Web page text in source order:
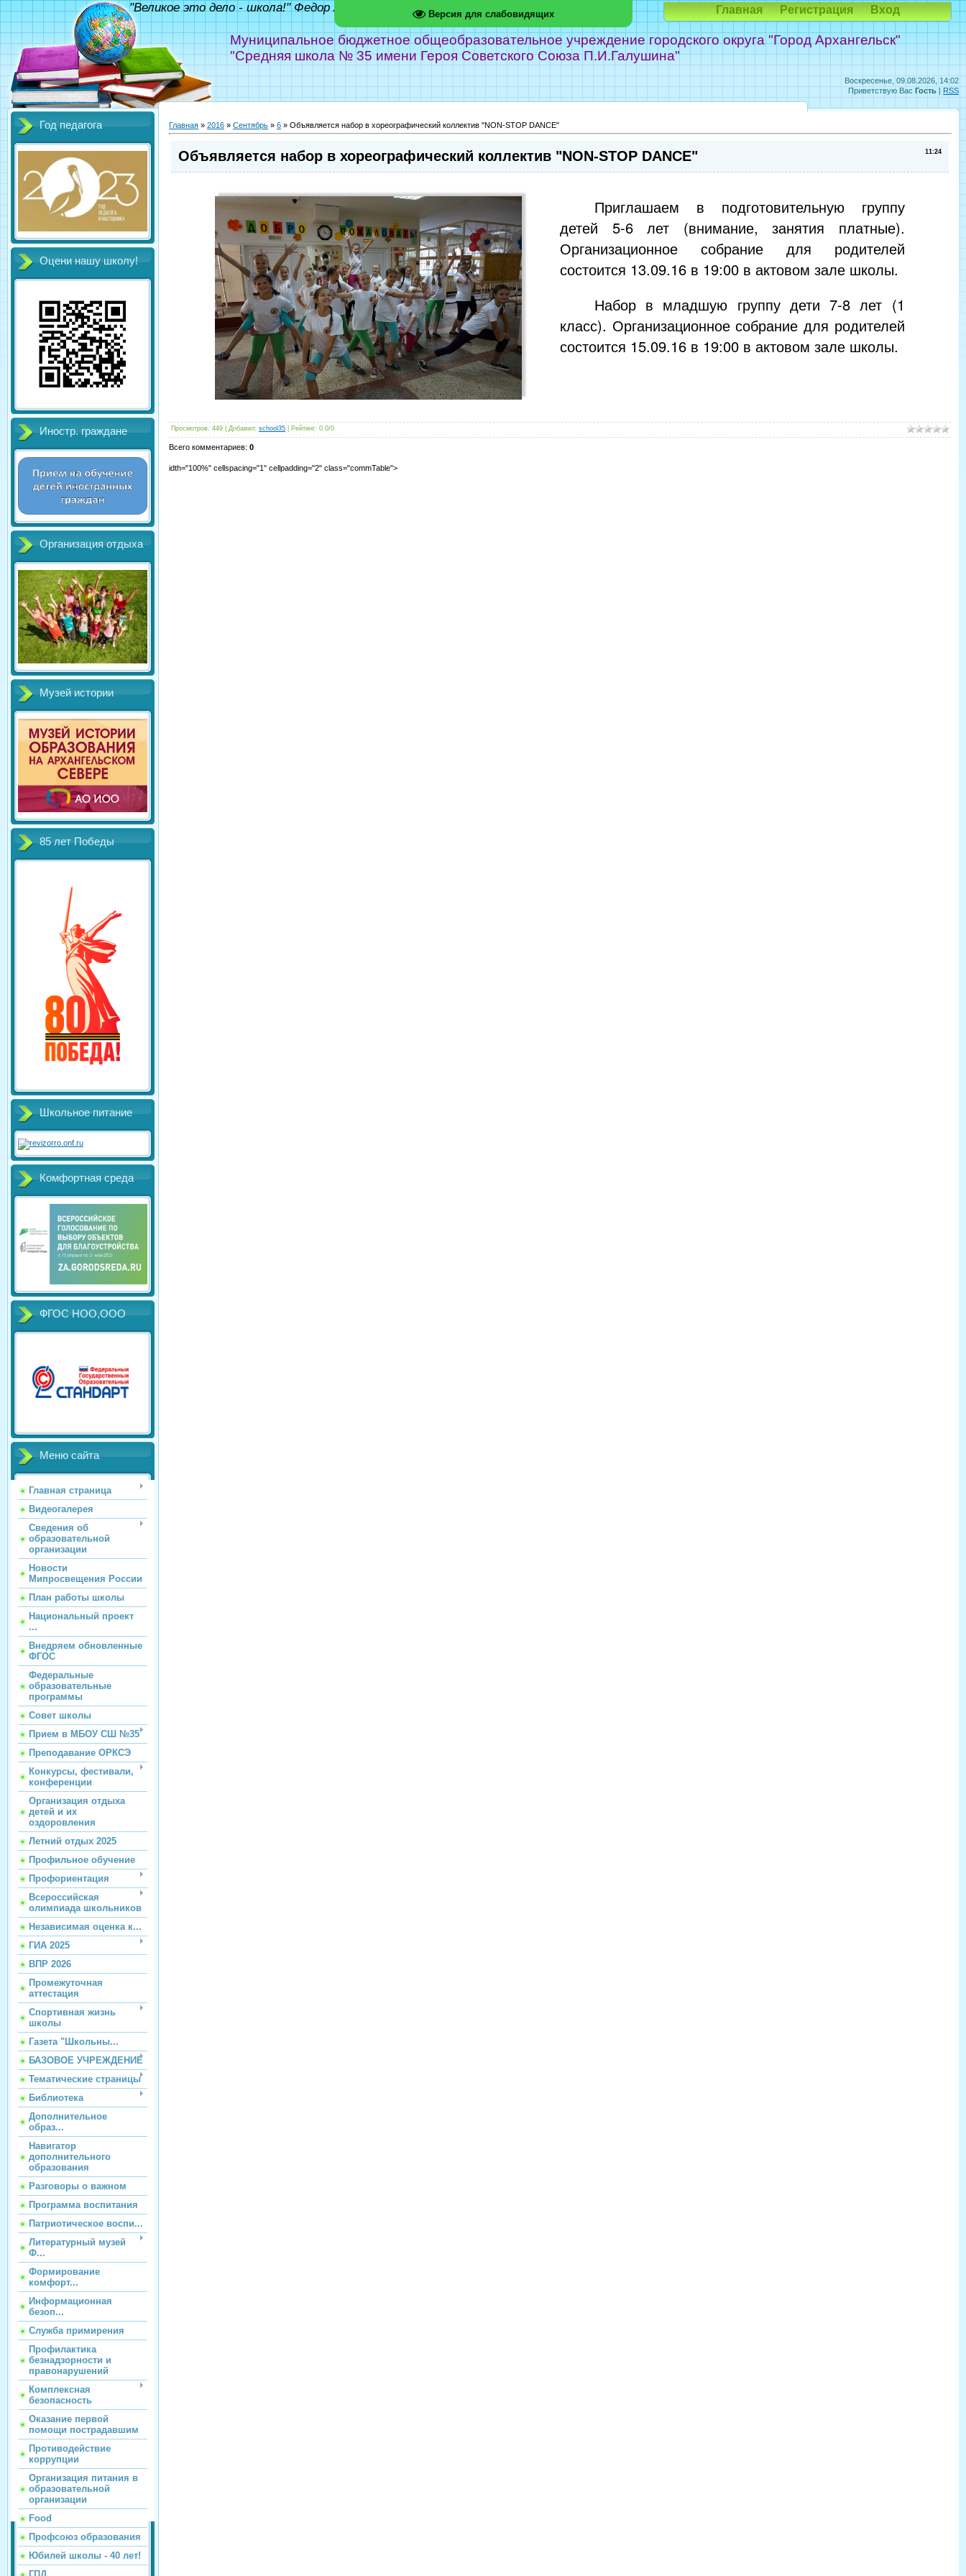
Версия для слабовидящих
Воскресенье, 09.08.2026, 14:02
Приветствую Вас Гость | RSS
Муниципальное бюджетное общеобразовательное учреждение городского округа "Город Архангельск"
"Средняя школа № 35 имени Героя Советского Союза П.И.Галушина"
"Великое это дело - школа!" Федор Абрамов Главная Регистрация Вход
Год педагога
Оцени нашу школу!
Иностр. граждане
Организация отдыха
Музей истории
85 лет Победы
Школьное питание
Комфортная среда
ФГОС НОО,ООО
Меню сайта
Главная страница
Видеогалерея
Сведения об
образовательной
организации
Новости
Мипросвещения России
План работы школы
Национальный проект
...
Внедряем обновленные
ФГОС
Федеральные
образовательные
программы
Совет школы
Прием в МБОУ СШ №35
Преподавание ОРКСЭ
Конкурсы, фестивали,
конференции
Организация отдыха
детей и их
оздоровления
Летний отдых 2025
Профильное обучение
Профориентация
Всероссийская
олимпиада школьников
Независимая оценка к...
ГИА 2025
ВПР 2026
Промежуточная
аттестация
Спортивная жизнь
школы
Газета "Школьны...
БАЗОВОЕ УЧРЕЖДЕНИЕ
Тематические страницы
Библиотека
Дополнительное
образ...
Навигатор
дополнительного
образования
Разговоры о важном
Программа воспитания
Патриотическое воспи...
Литературный музей
Ф...
Формирование
комфорт...
Информационная
безоп...
Служба примирения
Профилактика
безнадзорности и
правонарушений
Комплексная
безопасность
Оказание первой
помощи пострадавшим
Противодействие
коррупции
Организация питания в
образовательной
организации
Food
Профсоюз образования
Юбилей школы - 40 лет!
Главная » 2016 » Сентябрь » 6 » Объявляется набор в хореографический коллектив "NON-STOP DANCE"
11:24
Объявляется набор в хореографический коллектив "NON-STOP DANCE"
Приглашаем в подготовительную группу
детей 5-6 лет (внимание, занятия платные).
Организационное собрание для родителей
состоится 13.09.16 в 19:00 в актовом зале школы.
Набор в младшую группу дети 7-8 лет (1
класс). Организационное собрание для родителей
состоится 15.09.16 в 19:00 в актовом зале школы.
Просмотров: 449 Добавил: school35 Рейтинг: 0.0/0
Всего комментариев: 0
idth="100%" cellspacing="1" cellpadding="2" class="commTable">